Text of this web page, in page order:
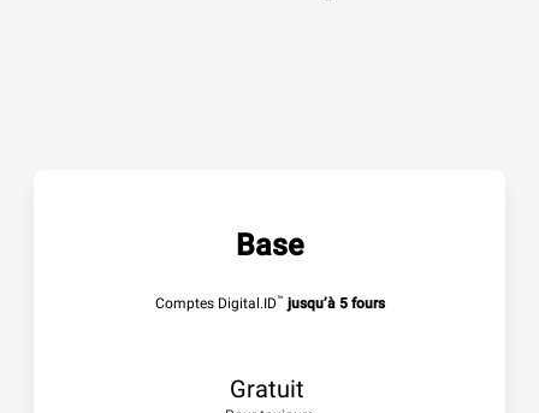
Base
Comptes Digital.ID™ jusqu’à 5 fours
Gratuit